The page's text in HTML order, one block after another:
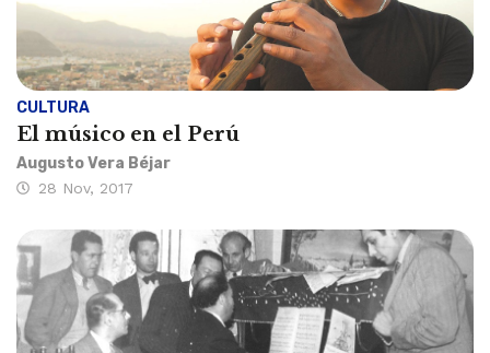
CULTURA
El músico en el Perú
Augusto Vera Béjar
28 Nov, 2017